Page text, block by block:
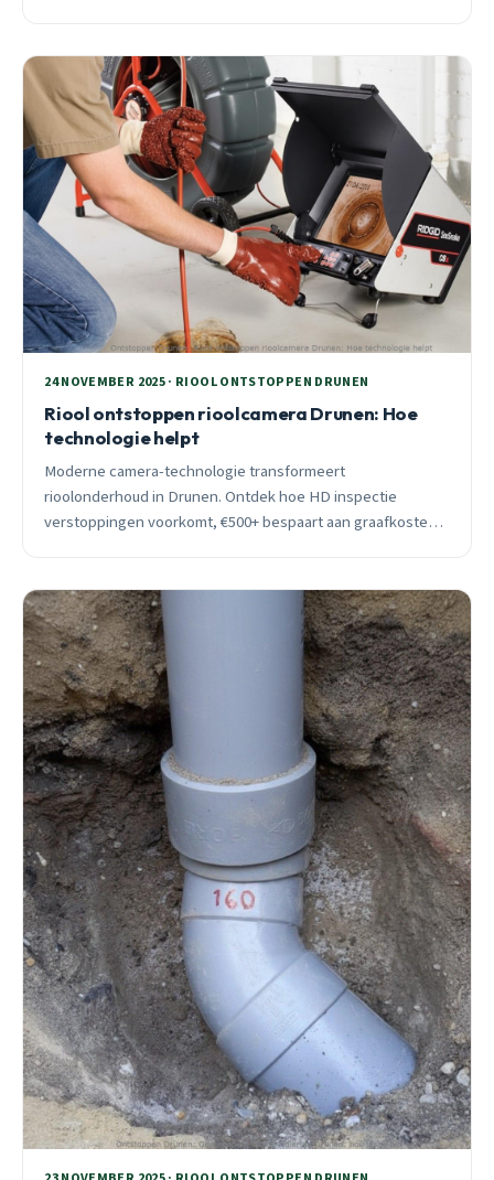
24 NOVEMBER 2025 · RIOOL ONTSTOPPEN DRUNEN
Riool ontstoppen rioolcamera Drunen: Hoe
technologie helpt
Moderne camera-technologie transformeert
rioolonderhoud in Drunen. Ontdek hoe HD inspectie
verstoppingen voorkomt, €500+ bespaart aan graafkosten,